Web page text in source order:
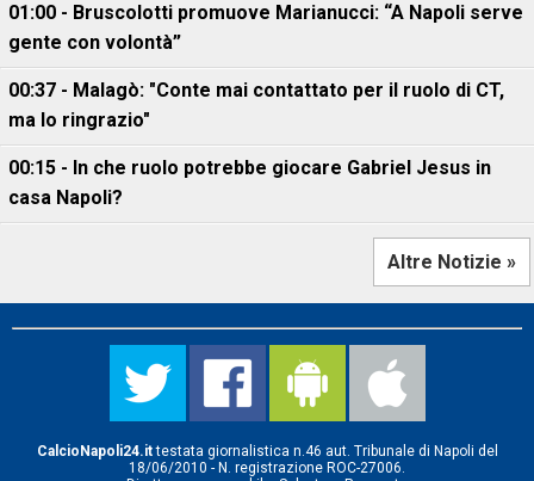
01:00 - Bruscolotti promuove Marianucci: “A Napoli serve
gente con volontà”
00:37 - Malagò: "Conte mai contattato per il ruolo di CT,
ma lo ringrazio"
00:15 - In che ruolo potrebbe giocare Gabriel Jesus in
casa Napoli?
Altre Notizie »
CalcioNapoli24.ittestata giornalistica n.46 aut. Tribunale di Napoli del
18/06/2010 - N. registrazione ROC-27006.